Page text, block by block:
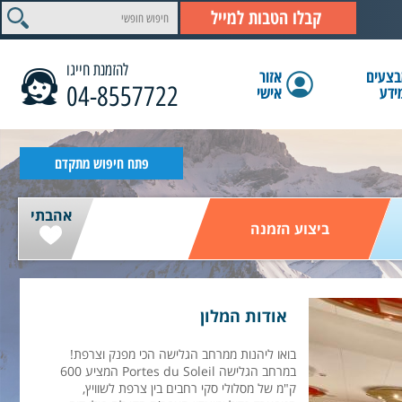
קבלו הטבות למייל
אזור
אישי
להזמנת חייגו
04-8557722
הצג תוצאות
פתח חיפוש מתקדם
ביצוע הזמנה
אהבתי
אודות המלון
בואו ליהנות ממרחב הגלישה הכי מפנק וצרפת!
במרחב הגלישה Portes du Soleil המציע 600
ק"מ של מסלולי סקי רחבים בין צרפת לשוויץ,